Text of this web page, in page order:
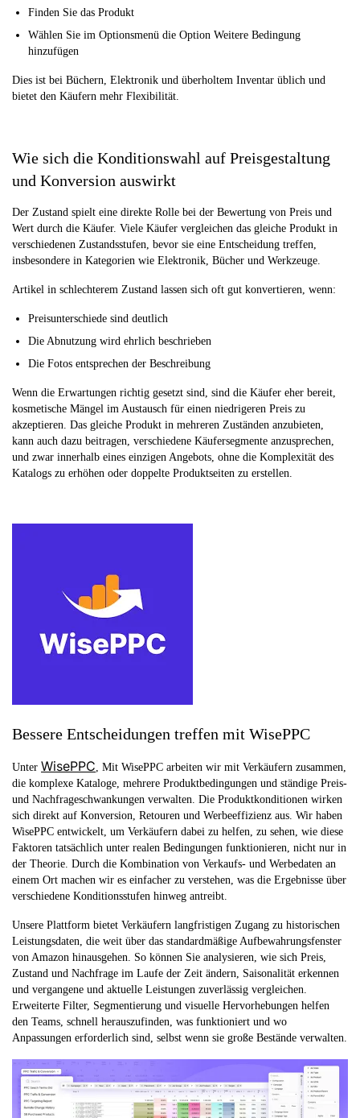
Finden Sie das Produkt
Wählen Sie im Optionsmenü die Option Weitere Bedingung
hinzufügen
Dies ist bei Büchern, Elektronik und überholtem Inventar üblich und
bietet den Käufern mehr Flexibilität.
Wie sich die Konditionswahl auf Preisgestaltung
und Konversion auswirkt
Der Zustand spielt eine direkte Rolle bei der Bewertung von Preis und
Wert durch die Käufer. Viele Käufer vergleichen das gleiche Produkt in
verschiedenen Zustandsstufen, bevor sie eine Entscheidung treffen,
insbesondere in Kategorien wie Elektronik, Bücher und Werkzeuge.
Artikel in schlechterem Zustand lassen sich oft gut konvertieren, wenn:
Preisunterschiede sind deutlich
Die Abnutzung wird ehrlich beschrieben
Die Fotos entsprechen der Beschreibung
Wenn die Erwartungen richtig gesetzt sind, sind die Käufer eher bereit,
kosmetische Mängel im Austausch für einen niedrigeren Preis zu
akzeptieren. Das gleiche Produkt in mehreren Zuständen anzubieten,
kann auch dazu beitragen, verschiedene Käufersegmente anzusprechen,
und zwar innerhalb eines einzigen Angebots, ohne die Komplexität des
Katalogs zu erhöhen oder doppelte Produktseiten zu erstellen.
Bessere Entscheidungen treffen mit WisePPC
Unter WisePPC , Mit WisePPC arbeiten wir mit Verkäufern zusammen,
die komplexe Kataloge, mehrere Produktbedingungen und ständige Preis-
und Nachfrageschwankungen verwalten. Die Produktkonditionen wirken
sich direkt auf Konversion, Retouren und Werbeeffizienz aus. Wir haben
WisePPC entwickelt, um Verkäufern dabei zu helfen, zu sehen, wie diese
Faktoren tatsächlich unter realen Bedingungen funktionieren, nicht nur in
der Theorie. Durch die Kombination von Verkaufs- und Werbedaten an
einem Ort machen wir es einfacher zu verstehen, was die Ergebnisse über
verschiedene Konditionsstufen hinweg antreibt.
Unsere Plattform bietet Verkäufern langfristigen Zugang zu historischen
Leistungsdaten, die weit über das standardmäßige Aufbewahrungsfenster
von Amazon hinausgehen. So können Sie analysieren, wie sich Preis,
Zustand und Nachfrage im Laufe der Zeit ändern, Saisonalität erkennen
und vergangene und aktuelle Leistungen zuverlässig vergleichen.
Erweiterte Filter, Segmentierung und visuelle Hervorhebungen helfen
den Teams, schnell herauszufinden, was funktioniert und wo
Anpassungen erforderlich sind, selbst wenn sie große Bestände verwalten.